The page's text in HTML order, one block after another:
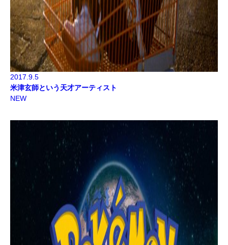
2017.9.5
米津玄師という天才アーティスト
NEW